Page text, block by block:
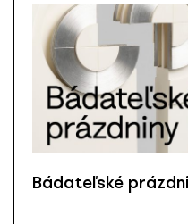
Bádateľské